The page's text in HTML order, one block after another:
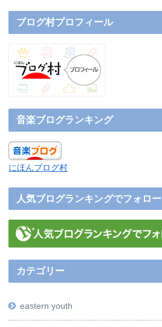
ブログ村プロフィール
音楽ブログランキング
にほんブログ村
人気ブログランキングでフォロー
カテゴリー
eastern youth